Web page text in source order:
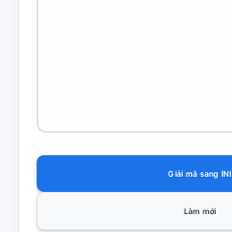
Giải mã sang INI
Làm mới